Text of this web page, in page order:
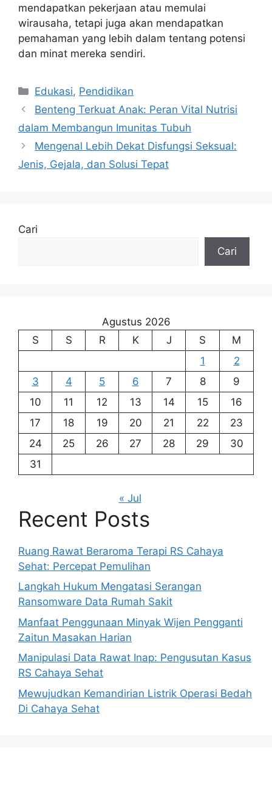
mendapatkan pekerjaan atau memulai
wirausaha, tetapi juga akan mendapatkan
pemahaman yang lebih dalam tentang potensi
dan minat mereka sendiri.
Kategori
Edukasi, Pendidikan
Benteng Terkuat Anak: Peran Vital Nutrisi
dalam Membangun Imunitas Tubuh
Mengenal Lebih Dekat Disfungsi Seksual:
Jenis, Gejala, dan Solusi Tepat
Cari
Cari
Agustus 2026
S
S R K J S
M
1
2
3
4 5 6 7 8
9
10
11 12 13 14 15
16
17
18 19 20 21 22
23
24
25 26 27 28 29
30
31
« Jul
Recent Posts
Ruang Rawat Beraroma Terapi RS Cahaya
Sehat: Percepat Pemulihan
Langkah Hukum Mengatasi Serangan
Ransomware Data Rumah Sakit
Manfaat Penggunaan Minyak Wijen Pengganti
Zaitun Masakan Harian
Manipulasi Data Rawat Inap: Pengusutan Kasus
RS Cahaya Sehat
Mewujudkan Kemandirian Listrik Operasi Bedah
Di Cahaya Sehat